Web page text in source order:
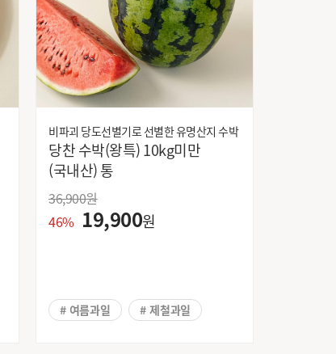
명륜동새마을
미래생활
빙그레
삼양
샘표
서정쿠킹(주)
씨제이
씨제이제일제당(주)부산지사
아이티씨
엘지
연세우유
유한양행
이트원
비파괴 당도선별기로 선별한 유명산지 수박
당찬 수박(왕특) 10kg미만
(국내산) 통
36,900원
46% 19,900원
# 여름과일
# 제철과일